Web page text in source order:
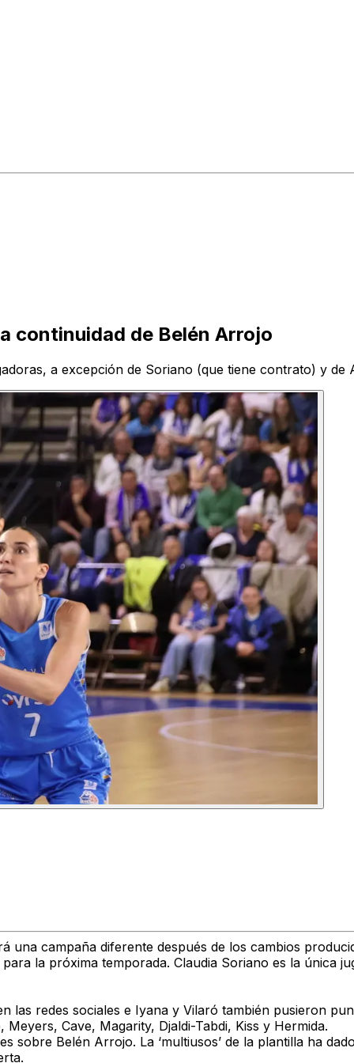
continuidad de Belén Arrojo
a excepción de Soriano (que tiene contrato) y de
una campaña diferente después de los cambios
la próxima temporada. Claudia Soriano es la única
las redes sociales e Iyana y Vilaró también pusieron
Cave, Magarity, Djaldi-Tabdi, Kiss y Hermida.
sobre Belén Arrojo. La ‘multiusos’ de la plantilla ha